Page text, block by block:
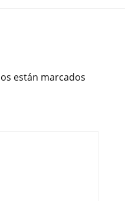
están marcados